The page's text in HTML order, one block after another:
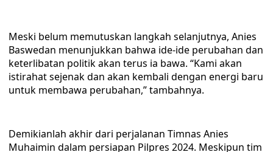
Meski belum memutuskan langkah selanjutnya, Anies
Baswedan menunjukkan bahwa ide-ide perubahan dan
keterlibatan politik akan terus ia bawa. “Kami akan
istirahat sejenak dan akan kembali dengan energi baru
untuk membawa perubahan,” tambahnya.
Demikianlah akhir dari perjalanan Timnas Anies
Muhaimin dalam persiapan Pilpres 2024. Meskipun tim